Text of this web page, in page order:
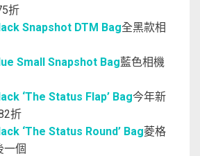
折
Snapshot DTM Bag全黑款相
Small Snapshot Bag藍色相機
‘The Status Flap’ Bag今年新
折
‘The Status Round’ Bag菱格
一個